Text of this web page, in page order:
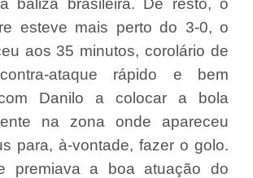
baliza brasileira. De resto, o
esteve mais perto do 3-0, o
aos 35 minutos, corolário de
ataque rápido e bem
Danilo a colocar a bola
na zona onde apareceu
para, à-vontade, fazer o golo.
premiava a boa atuação do